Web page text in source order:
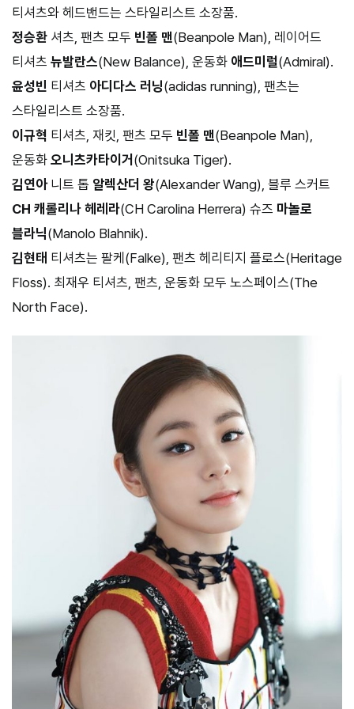
티셔츠와 헤드밴드는 스타일리스트 소장품.
정승환 셔츠, 팬츠 모두 빈폴 맨(Beanpole Man), 레이어드
티셔츠 뉴발란스(New Balance), 운동화 애드미럴(Admiral).
윤성빈 티셔츠 아디다스 러닝(adidas running), 팬츠는
스타일리스트 소장품.
이규혁 티셔츠, 재킷, 팬츠 모두 빈폴 맨(Beanpole Man),
운동화 오니츠카타이거 (Onitsuka Tiger).
김연아니트 톱 알렉산더 왕(Alexander Wang), 블루 스커트
CH 캐롤리나 헤레라(CH Carolina Herrera) 슈즈 마놀로
블라닉(Manolo Blahnik).
김현태 티셔츠는 팔케(Falke), 팬츠 헤리티지 플로스(Heritage
Floss). 최재우 티셔츠, 팬츠, 운동화 모두 노스페이스(The
North Face).